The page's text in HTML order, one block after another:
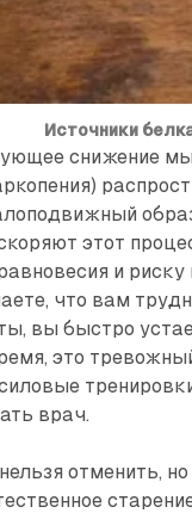
Источники
снижение
этот
и
что вам
вы быстро
это
врач.
отменить,